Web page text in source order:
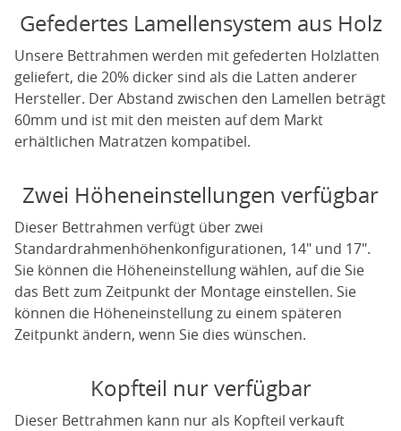
Gefedertes Lamellensystem aus Holz
Unsere Bettrahmen werden mit gefederten Holzlatten
geliefert, die 20% dicker sind als die Latten anderer
Hersteller. Der Abstand zwischen den Lamellen beträgt
60mm und ist mit den meisten auf dem Markt
erhältlichen Matratzen kompatibel.
Zwei Höheneinstellungen verfügbar
Dieser Bettrahmen verfügt über zwei
Standardrahmenhöhenkonfigurationen, 14" und 17".
Sie können die Höheneinstellung wählen, auf die Sie
das Bett zum Zeitpunkt der Montage einstellen. Sie
können die Höheneinstellung zu einem späteren
Zeitpunkt ändern, wenn Sie dies wünschen.
Kopfteil nur verfügbar
Dieser Bettrahmen kann nur als Kopfteil verkauft